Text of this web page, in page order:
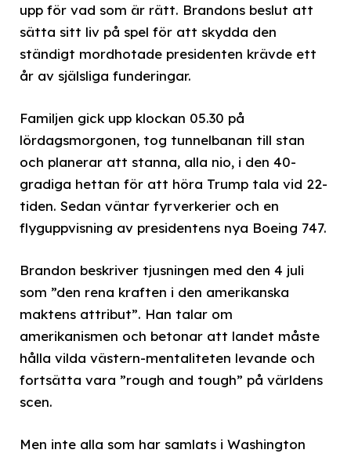
upp för vad som är rätt. Brandons beslut att
sätta sitt liv på spel för att skydda den
ständigt mordhotade presidenten krävde ett
år av själsliga funderingar.
Familjen gick upp klockan 05.30 på
lördagsmorgonen, tog tunnelbanan till stan
och planerar att stanna, alla nio, i den 40-
gradiga hettan för att höra Trump tala vid 22-
tiden. Sedan väntar fyrverkerier och en
flyguppvisning av presidentens nya Boeing 747.
Brandon beskriver tjusningen med den 4 juli
som ”den rena kraften i den amerikanska
maktens attribut”. Han talar om
amerikanismen och betonar att landet måste
hålla vilda västern-mentaliteten levande och
fortsätta vara ”rough and tough” på världens
scen.
Men inte alla som har samlats i Washington